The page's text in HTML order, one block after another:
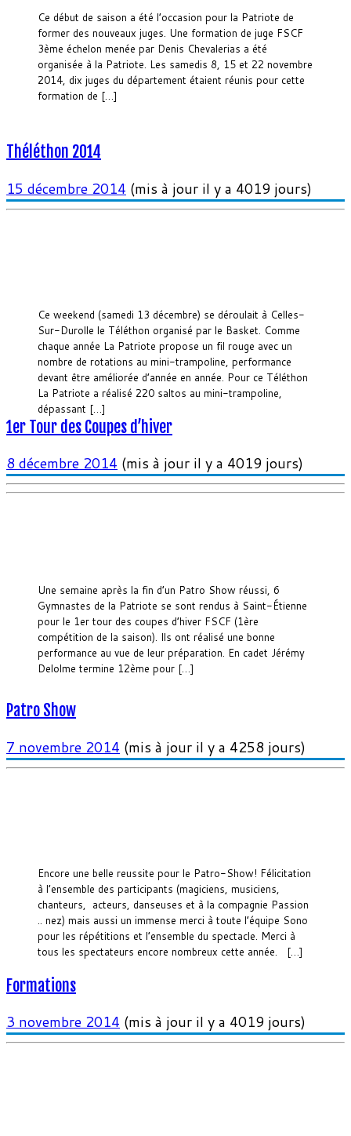
Ce début de saison a été l’occasion pour la Patriote de
former des nouveaux juges. Une formation de juge FSCF
3ème échelon menée par Denis Chevalerias a été
organisée à la Patriote. Les samedis 8, 15 et 22 novembre
2014, dix juges du département étaient réunis pour cette
formation de […]
Ce weekend (samedi 13 décembre) se déroulait à Celles-
Sur-Durolle le Téléthon organisé par le Basket. Comme
chaque année La Patriote propose un fil rouge avec un
nombre de rotations au mini-trampoline, performance
devant être améliorée d’année en année. Pour ce Téléthon
La Patriote a réalisé 220 saltos au mini-trampoline,
dépassant […]
Théléthon 2014
15 décembre 2014 (mis à jour il y a 4019 jours)
Une semaine après la fin d’un Patro Show réussi, 6
Gymnastes de la Patriote se sont rendus à Saint-Étienne
pour le 1er tour des coupes d’hiver FSCF (1ère
compétition de la saison). Ils ont réalisé une bonne
performance au vue de leur préparation. En cadet Jérémy
Delolme termine 12ème pour […]
1er Tour des Coupes d’hiver
8 décembre 2014 (mis à jour il y a 4019 jours)
Encore une belle reussite pour le Patro-Show! Félicitation
à l’ensemble des participants (magiciens, musiciens,
chanteurs, acteurs, danseuses et à la compagnie Passion
.. nez) mais aussi un immense merci à toute l’équipe Sono
pour les répétitions et l’ensemble du spectacle. Merci à
tous les spectateurs encore nombreux cette année. […]
Patro Show
7 novembre 2014 (mis à jour il y a 4258 jours)
Formations
3 novembre 2014 (mis à jour il y a 4019 jours)